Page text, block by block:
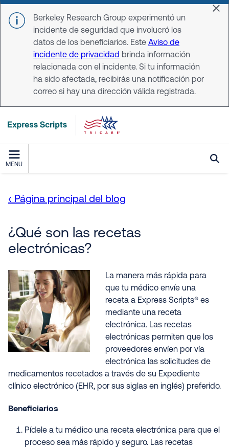
Skip to main content
Berkeley Research Group experimentó un
incidente de seguridad que involucró los
datos de los beneficiarios. Este Aviso de
incidente de privacidad brinda información
relacionada con el incidente. Si tu información
ha sido afectada, recibirás una notificación por
correo si hay una dirección válida registrada.
MENU
‹ Página principal del blog
¿Qué son las recetas
electrónicas?
La manera más rápida para
que tu médico envíe una
receta a Express Scripts® es
mediante una receta
electrónica. Las recetas
electrónicas permiten que los
proveedores envíen por vía
electrónica las solicitudes de
medicamentos recetados a través de su Expediente
clínico electrónico (EHR, por sus siglas en inglés) preferido.
Beneficiarios
Pídele a tu médico una receta electrónica para que el
proceso sea más rápido y seguro. Las recetas